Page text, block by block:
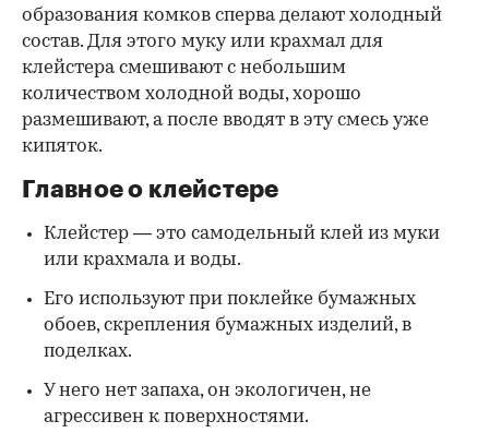
образования комков сперва делают холодный
состав. Для этого муку или крахмал для
клейстера смешивают с небольшим
количеством холодной воды, хорошо
размешивают, а после вводят в эту смесь уже
кипяток.
Главное о клейстере
Клейстер — это самодельный клей из муки
или крахмала и воды.
Его используют при поклейке бумажных
обоев, скрепления бумажных изделий, в
поделках.
У него нет запаха, он экологичен, не
агрессивен к поверхностями.